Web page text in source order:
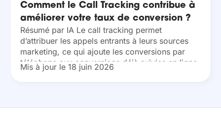
Comment le Call Tracking contribue à
améliorer votre taux de conversion ?
Résumé par IA Le call tracking permet
d’attribuer les appels entrants à leurs sources
marketing, ce qui ajoute les conversions par
téléphone aux conversions déjà suivies en ligne.
En comptabilisant ces conversions, le taux
augmente. Le...
Mis à jour le 18 juin 2026